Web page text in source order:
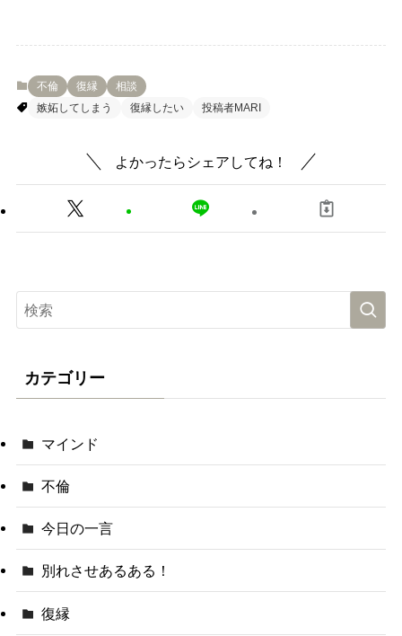
不倫 復縁
相談
嫉妬してしまう
復縁したい 投稿者MARI
よかったらシェアしてね！
カテゴリー
マインド
不倫
今日の一言
別れさせあるある！
復縁